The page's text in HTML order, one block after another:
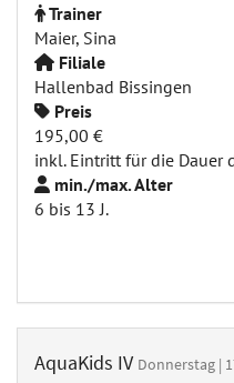
Trainer
Maier, Sina
Filiale
Hallenbad Bissingen
Preis
195,00 €
inkl. Eintritt für die Dauer
min./max. Alter
6 bis 13 J.
AquaKids IV Donnerstag |